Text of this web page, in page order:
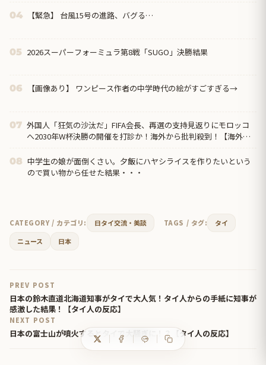
04 【緊急】 台風15号の進路、バグる…
05 2026スーパーフォーミュラ第8戦「SUGO」決勝結果
06 【画像あり】 ワンピース作者の中学時代の絵がすごすぎる→
07 外国人「狂気の沙汰だ」FIFA会長、再選の支持見返りにモロッコ
へ2030年W杯決勝の開催を打診か！海外から批判殺到！【海外の
08 中学生の娘が面倒くさい。夕飯にハヤシライスを作りたいという
ので買い物から任せた結果・・・
CATEGORY / カテゴリ: 日タイ交流・美談 TAGS / タグ:
タイ
ニュース
日本
PREV POST
日本の鈴木直道北海道知事がタイで大人気！タイ人からの手紙に知事が
感激した結果！【タイ人の反応】
NEXT POST
日本の富士山が噴火するとタイで大騒ぎに！？【タイ人の反応】